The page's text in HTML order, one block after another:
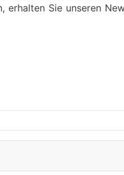
Sie unseren